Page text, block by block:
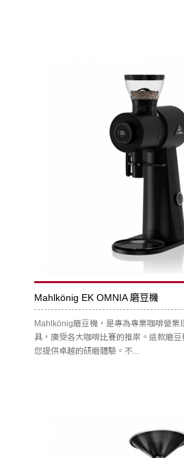
Mahlkönig EK OMNIA 磨豆機
Mahlkönig磨豆機，是專為專業咖啡營業
具，廣受各大咖啡比賽的推崇。這款磨
您提供卓越的研磨體驗。不...